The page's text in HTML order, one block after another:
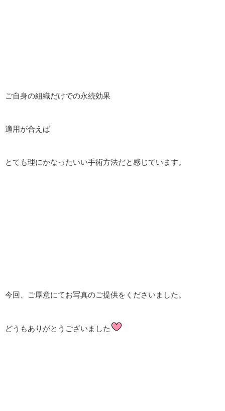
ご自身の組織だけでの永続効果
適用が合えば
とても理にかなったいい手術方法だと感じています。
今回、ご厚意にてお写真のご提供をくださいました。
どうもありがとうございました